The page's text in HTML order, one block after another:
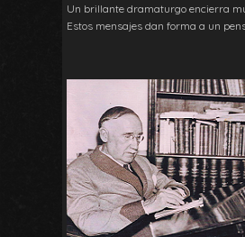
Un brillante dramaturgo encierra
Estos mensajes dan forma a un